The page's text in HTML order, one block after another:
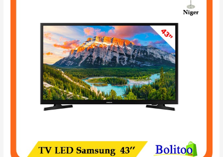
129.900 CFA.